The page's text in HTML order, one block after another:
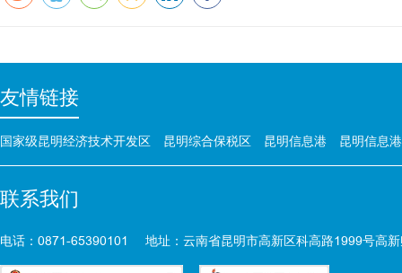
友情链接
国家级昆明经济技术开发区 昆明综合保税区 昆明信息港 昆明信息
联系我们
电话：0871-65390101 地址：云南省昆明市高新区科高路1999号高